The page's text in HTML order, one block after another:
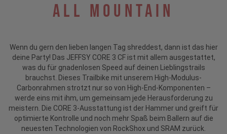
All Mountain
Wenn du gern den lieben langen Tag shreddest, dann ist das hier
deine Party! Das JEFFSY CORE 3 CF ist mit allem ausgestattet,
was du für gnadenlosen Speed auf deinen Lieblingstrails
brauchst. Dieses Trailbike mit unserem High-Modulus-
Carbonrahmen strotzt nur so von High-End-Komponenten –
werde eins mit ihm, um gemeinsam jede Herausforderung zu
meistern. Die CORE 3-Ausstattung ist der Hammer und greift für
optimierte Kontrolle und noch mehr Spaß beim Ballern auf die
neuesten Technologien von RockShox und SRAM zurück.